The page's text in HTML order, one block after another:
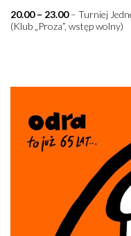
20.00 – 23.00– Turniej
(Klub „Proza”, wstęp wolny)